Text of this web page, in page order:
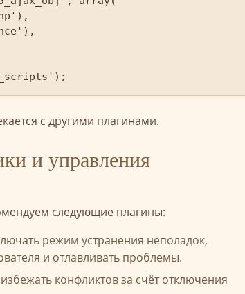
с другими плагинами.
и управления
следующие плагины:
режим устранения неполадок,
и отлавливать проблемы.
конфликтов за счёт отключения